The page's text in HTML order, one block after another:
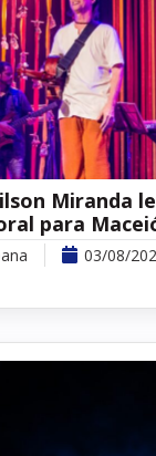
Miranda
para
03/08/